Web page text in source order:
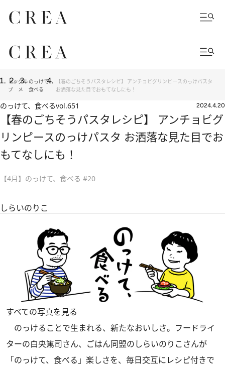
トッ
プ
グル
メ
のっけて、
食べる
【春のごちそうパスタレシピ】 アンチョビグリンピースのっけパスタ
お洒落な見た目でおもてなしにも！
のっけて、食べるvol.651 2024.4.20
【春のごちそうパスタレシピ】 アンチョビグ
リンピースのっけパスタ お洒落な見た目でお
もてなしにも！
【4月】のっけて、食べる #20
しらいのりこ
すべての写真を見る
のっけることで生まれる、新たなおいしさ。フードライ
ターの白央篤司さん、ごはん同盟のしらいのりこさんが
「のっけて、食べる」楽しさを、毎日交互にレシピ付きで